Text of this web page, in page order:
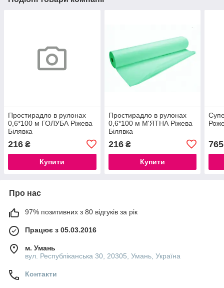
Простирадло в рулонах
0,6*100 м ГОЛУБА Ріжева
Білявка
216 ₴
Купити
Простирадло в рулонах
0,6*100 м М'ЯТНА Ріжева
Білявка
216₴
Купити
765
Про нас
97% позитивних з 80 відгуків за рік
Працює з 05.03.2016
м. Умань
вул. Республіканська 30, 20305, Умань, Україна
Контакти